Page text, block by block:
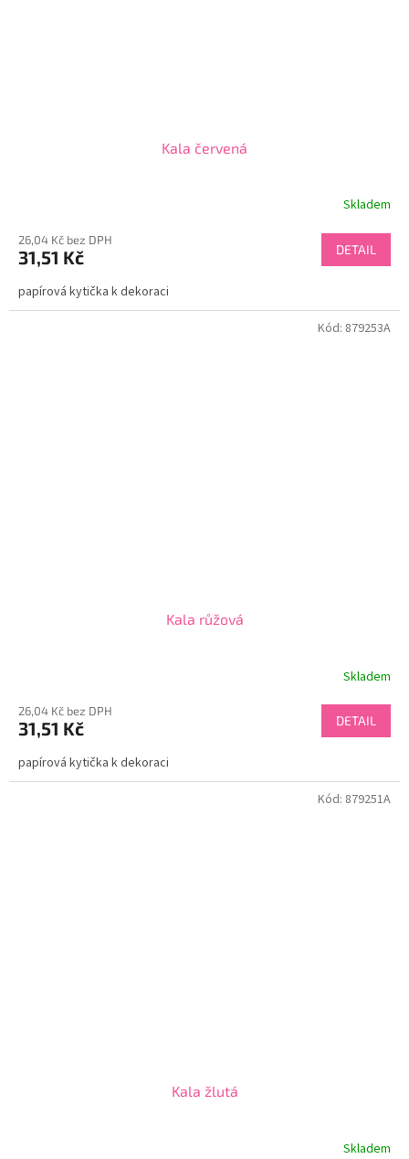
Kala červená
Skladem
26,04 Kč bez DPH
31,51 Kč DETAIL
papírová kytička k dekoraci
Kala růžová
Skladem
26,04 Kč bez DPH
31,51 Kč DETAIL
papírová kytička k dekoraci
Kód: 879253A
Kala žlutá
Skladem
Kód: 879251A